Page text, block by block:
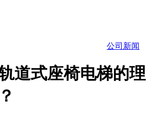
公司新闻
道式座椅电梯的理